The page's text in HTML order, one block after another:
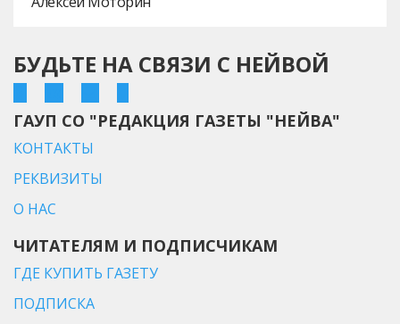
БУДЬТЕ НА СВЯЗИ С НЕЙВОЙ
ГАУП СО "РЕДАКЦИЯ ГАЗЕТЫ "НЕЙВА"
КОНТАКТЫ
РЕКВИЗИТЫ
О НАС
ЧИТАТЕЛЯМ И ПОДПИСЧИКАМ
ГДЕ КУПИТЬ ГАЗЕТУ
ПОДПИСКА